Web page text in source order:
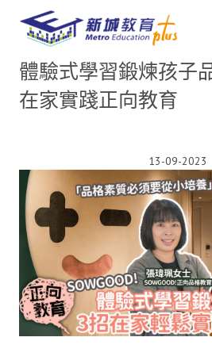
體驗式學習鍛煉孩子
在家實踐正向教育
13-09-2023